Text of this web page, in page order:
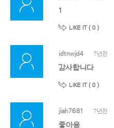
1
LIKE IT ( 0 )
idtnwjd4 7년전
감사합니다
LIKE IT ( 0 )
jiah7681 7년전
좋아용